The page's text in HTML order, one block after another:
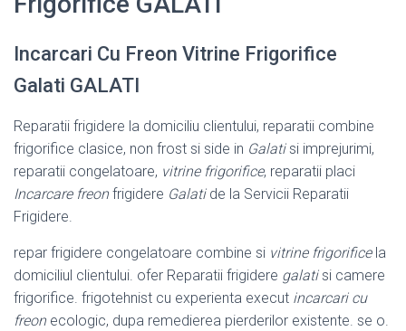
Incarcari Cu Freon Vitrine Frigorifice
Galati GALATI
Reparatii frigidere la domiciliu clientului, reparatii combine
frigorifice clasice, non frost si side in Galatisi imprejurimi,
reparatii congelatoare, vitrine frigorifice, reparatii placi
Incarcare freonfrigidere Galatide la Servicii Reparatii
Frigidere.
repar frigidere congelatoare combine si vitrine frigorificela
domiciliul clientului. ofer Reparatii frigidere galatisi camere
frigorifice. frigotehnist cu experienta execut incarcari cu
freonecologic, dupa remedierea pierderilor existente. se o.